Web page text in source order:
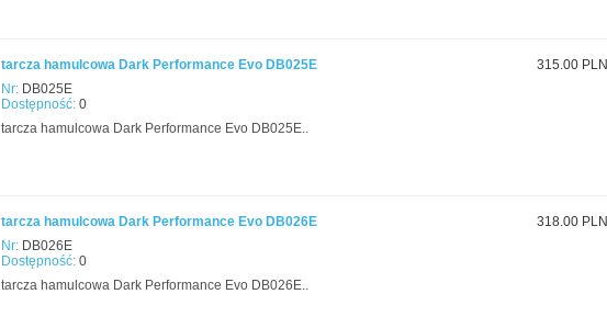
315.00 PLN
tarcza hamulcowa Dark Performance Evo DB025E
Nr: DB025E
Dostępność: 0
tarcza hamulcowa Dark Performance Evo DB025E..
318.00 PLN
tarcza hamulcowa Dark Performance Evo DB026E
Nr: DB026E
Dostępność: 0
tarcza hamulcowa Dark Performance Evo DB026E..